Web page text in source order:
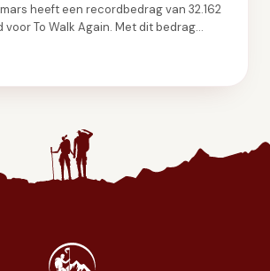
heeft een recordbedrag van 32.162
voor To Walk Again. Met dit bedrag
ten voordele van het